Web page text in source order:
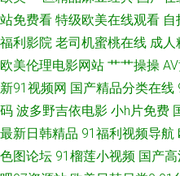
夫妻 久草福利视频免费看 91大茄子
频 久久超碰人人操 91黑丝无码 男
区 91工厂露脸熟女 九re精品视频
欧美日韩特级特黄 91社区在线免费
站 avvt天堂网男人 日韩欧美专区 成
站免费看 特级欧美在线观看 自
福利影院 老司机蜜桃在线 成人
欧美伦理电影网站 艹艹操操
新91视频网 国产精品分类在线
码 波多野吉依电影 小h片免费
最新日韩精品 91福利视频导航
色图论坛 91榴莲小视频 国产